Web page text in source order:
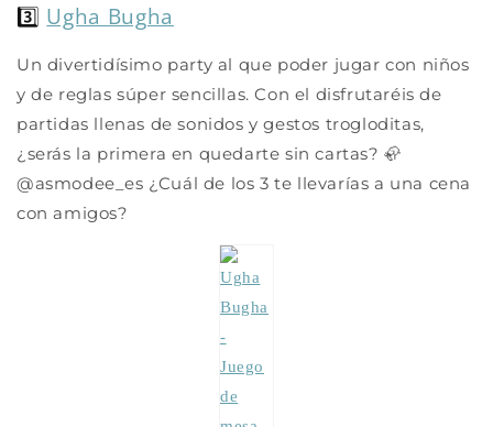
3️⃣ Ugha Bugha
Un divertidísimo party al que poder jugar con niños
y de reglas súper sencillas. Con el disfrutaréis de
partidas llenas de sonidos y gestos trogloditas,
¿serás la primera en quedarte sin cartas? 🦣
@asmodee_es ¿Cuál de los 3 te llevarías a una cena
con amigos?